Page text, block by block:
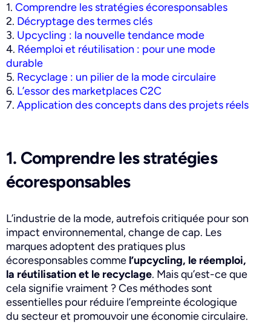
1. Comprendre les stratégies écoresponsables
2. Décryptage des termes clés
3. Upcycling : la nouvelle tendance mode
4. Réemploi et réutilisation : pour une mode
durable
5. Recyclage : un pilier de la mode circulaire
6. L’essor des marketplaces C2C
7. Application des concepts dans des projets réels
1. Comprendre les stratégies
écoresponsables
L’industrie de la mode, autrefois critiquée pour son
impact environnemental, change de cap. Les
marques adoptent des pratiques plus
écoresponsables comme l’upcycling, le réemploi,
la réutilisation et le recyclage. Mais qu’est-ce que
cela signifie vraiment ? Ces méthodes sont
essentielles pour réduire l’empreinte écologique
du secteur et promouvoir une économie circulaire.